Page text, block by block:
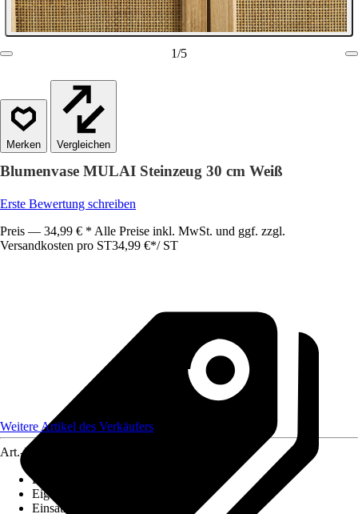
1/5
Vergleichen
Blumenvase MULAI Steinzeug 30 cm Weiß
Erste Bewertung schreiben
Preis — 34,99 € * Alle Preise inkl. MwSt. und ggf. zzgl.
Versandkosten pro ST34,99 €*/ ST
Weitere Artikel des Verkäufers
Art.-Nr.
Bodenloch
Eigenschaft
Einsatzbereich